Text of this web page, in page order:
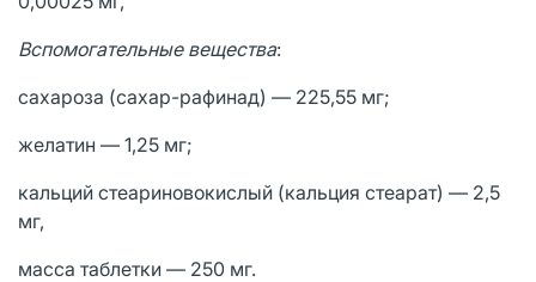
Вспомогательные вещества:
cахароза (сахар-рафинад) — 225,55 мг;
желатин — 1,25 мг;
кальций стеариновокислый (кальция стеарат) — 2,5
мг,
масса таблетки — 250 мг.